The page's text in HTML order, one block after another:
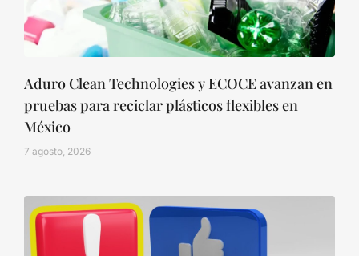
Aduro Clean Technologies y ECOCE avanzan en
pruebas para reciclar plásticos flexibles en
México
7 agosto, 2026